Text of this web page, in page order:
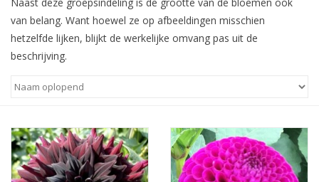
van belang. Want hoewel ze op afbeeldingen misschien
hetzelfde lijken, blijkt de werkelijke omvang pas uit de
beschrijving.